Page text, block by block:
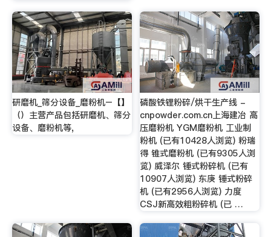
研磨机_筛分设备_磨粉机–【】
（）主营产品包括研磨机、筛分
设备、磨粉机等,
磷酸铁锂粉碎/烘干生产线 -
cnpowder.com.cn上海建冶 高
压磨粉机 YGM磨粉机 工业制
粉机 (已有10428人浏览) 粉瑞
得 锥式磨粉机 (已有9305人浏
览) 威泽尔 锤式粉碎机 (已有
10907人浏览) 东庚 锤式粉碎
机 (已有2956人浏览) 力度
CSJ新高效粗粉碎机 (已 …